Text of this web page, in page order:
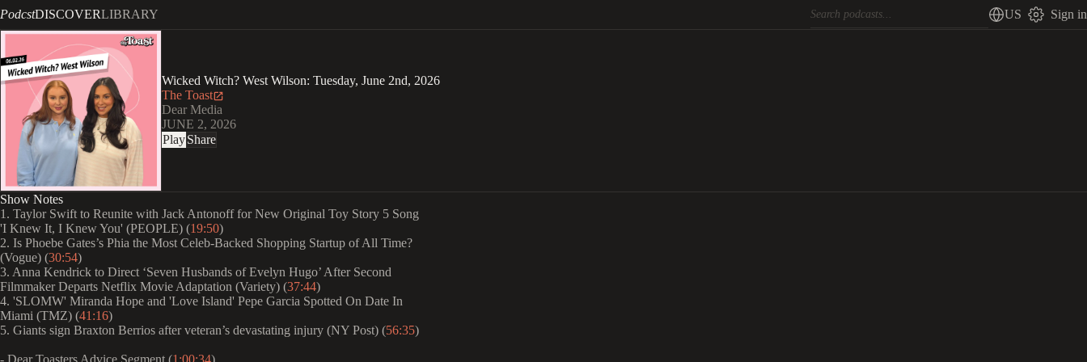
PodcstDISCOVERLIBRARY US Sign in
Wicked Witch? West Wilson: Tuesday, June 2nd, 2026
The Toast
Dear Media
JUNE 2, 2026
PlayShare
Show Notes
1. Taylor Swift to Reunite with Jack Antonoff for New Original Toy Story 5 Song
'I Knew It, I Knew You' (PEOPLE) (19:50)
2. Is Phoebe Gates’s Phia the Most Celeb-Backed Shopping Startup of All Time?
(Vogue) (30:54)
3. Anna Kendrick to Direct ‘Seven Husbands of Evelyn Hugo’ After Second
Filmmaker Departs Netflix Movie Adaptation (Variety) (37:44)
4. 'SLOMW' Miranda Hope and 'Love Island' Pepe Garcia Spotted On Date In
Miami (TMZ) (41:16)
5. Giants sign Braxton Berrios after veteran’s devastating injury (NY Post) (56:35)
- Dear Toasters Advice Segment (1:00:34)